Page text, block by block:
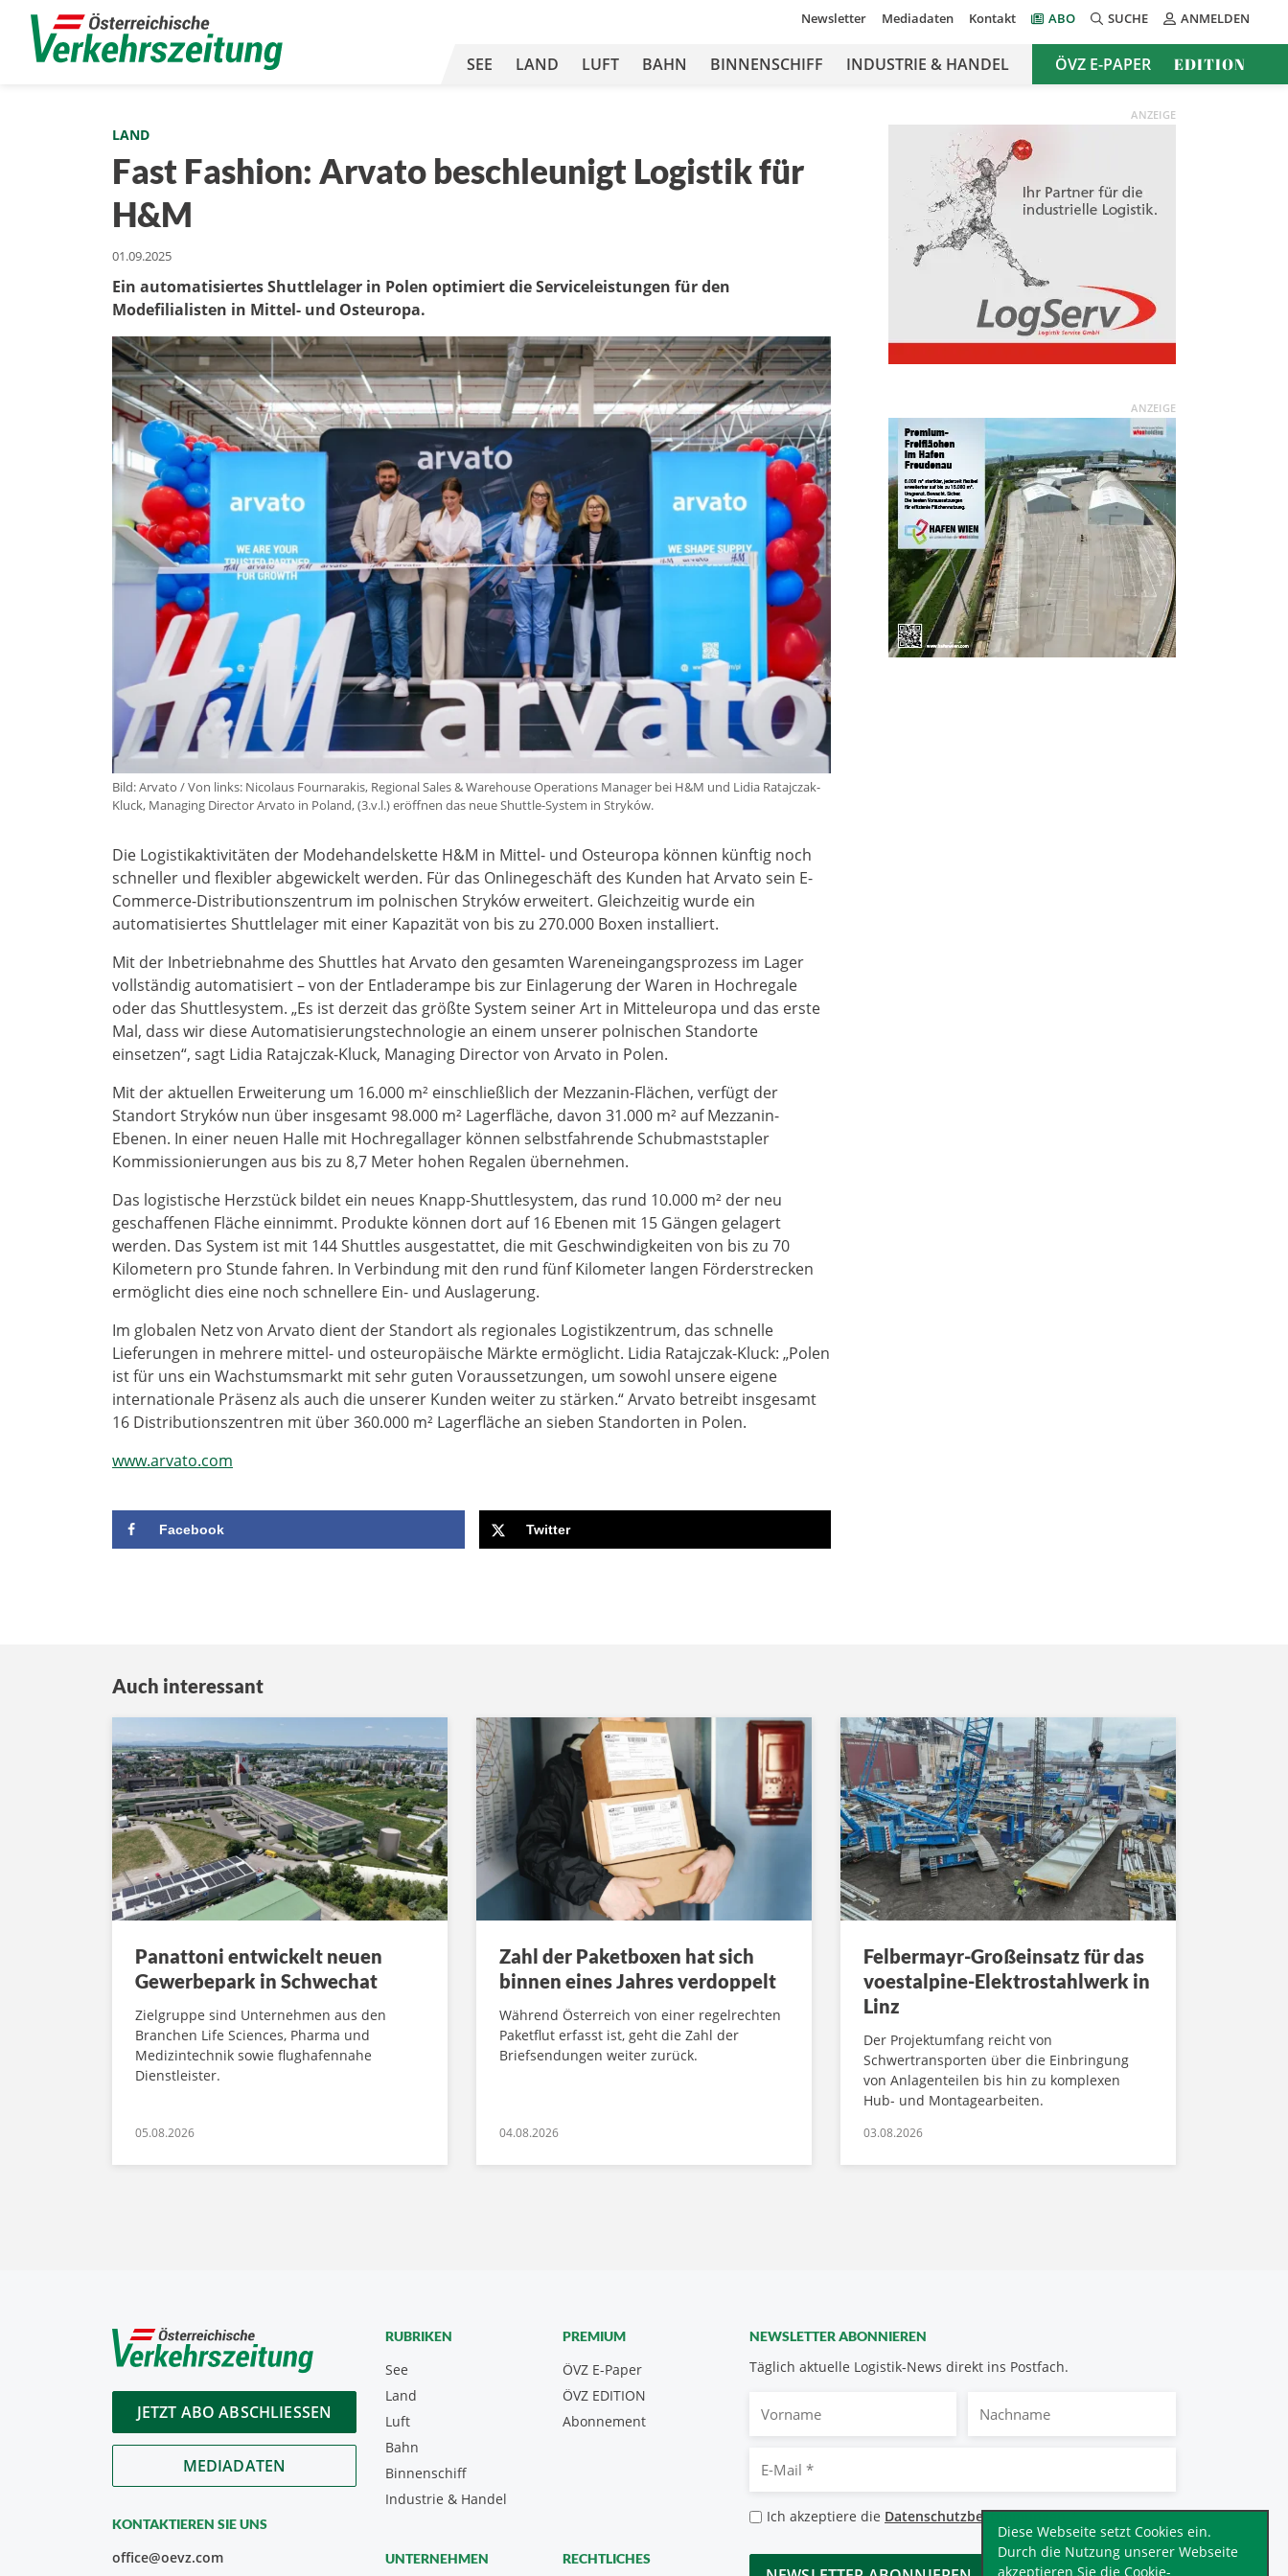
Diese Webseite setzt Cookies ein.
Durch die Nutzung unserer Webseite
akzeptieren Sie die Cookie-
Newsletter Mediadaten Kontakt ABO SUCHE ANMELDEN
SEE LAND LUFT BAHN BINNENSCHIFF INDUSTRIE & HANDEL ÖVZ E-PAPER EDITION
LAND
Fast Fashion: Arvato beschleunigt Logistik für
H&M
01.09.2025
Ein automatisiertes Shuttlelager in Polen optimiert die Serviceleistungen für den
Modefilialisten in Mittel- und Osteuropa.
Bild: Arvato / Von links: Nicolaus Fournarakis, Regional Sales & Warehouse Operations Manager bei H&M und Lidia Ratajczak-
Kluck, Managing Director Arvato in Poland, (3.v.l.) eröffnen das neue Shuttle-System in Stryków.
Die Logistikaktivitäten der Modehandelskette H&M in Mittel- und Osteuropa können künftig noch
schneller und flexibler abgewickelt werden. Für das Onlinegeschäft des Kunden hat Arvato sein E-
Commerce-Distributionszentrum im polnischen Stryków erweitert. Gleichzeitig wurde ein
automatisiertes Shuttlelager mit einer Kapazität von bis zu 270.000 Boxen installiert.
Mit der Inbetriebnahme des Shuttles hat Arvato den gesamten Wareneingangsprozess im Lager
vollständig automatisiert – von der Entladerampe bis zur Einlagerung der Waren in Hochregale
oder das Shuttlesystem. „Es ist derzeit das größte System seiner Art in Mitteleuropa und das erste
Mal, dass wir diese Automatisierungstechnologie an einem unserer polnischen Standorte
einsetzen“, sagt Lidia Ratajczak-Kluck, Managing Director von Arvato in Polen.
Mit der aktuellen Erweiterung um 16.000 m² einschließlich der Mezzanin-Flächen, verfügt der
Standort Stryków nun über insgesamt 98.000 m² Lagerfläche, davon 31.000 m² auf Mezzanin-
Ebenen. In einer neuen Halle mit Hochregallager können selbstfahrende Schubmaststapler
Kommissionierungen aus bis zu 8,7 Meter hohen Regalen übernehmen.
Das logistische Herzstück bildet ein neues Knapp-Shuttlesystem, das rund 10.000 m² der neu
geschaffenen Fläche einnimmt. Produkte können dort auf 16 Ebenen mit 15 Gängen gelagert
werden. Das System ist mit 144 Shuttles ausgestattet, die mit Geschwindigkeiten von bis zu 70
Kilometern pro Stunde fahren. In Verbindung mit den rund fünf Kilometer langen Förderstrecken
ermöglicht dies eine noch schnellere Ein- und Auslagerung.
Im globalen Netz von Arvato dient der Standort als regionales Logistikzentrum, das schnelle
Lieferungen in mehrere mittel- und osteuropäische Märkte ermöglicht. Lidia Ratajczak-Kluck: „Polen
ist für uns ein Wachstumsmarkt mit sehr guten Voraussetzungen, um sowohl unsere eigene
internationale Präsenz als auch die unserer Kunden weiter zu stärken.“ Arvato betreibt insgesamt
16 Distributionszentren mit über 360.000 m² Lagerfläche an sieben Standorten in Polen.
www.arvato.com
Facebook Twitter
ANZEIGE
ANZEIGE
Auch interessant
Panattoni entwickelt neuen
Gewerbepark in Schwechat
Zielgruppe sind Unternehmen aus den
Branchen Life Sciences, Pharma und
Medizintechnik sowie flughafennahe
Dienstleister.
05.08.2026
Zahl der Paketboxen hat sich
binnen eines Jahres verdoppelt
Während Österreich von einer regelrechten
Paketflut erfasst ist, geht die Zahl der
Briefsendungen weiter zurück.
04.08.2026
Felbermayr-Großeinsatz für das
voestalpine-Elektrostahlwerk in
Linz
Der Projektumfang reicht von
Schwertransporten über die Einbringung
von Anlagenteilen bis hin zu komplexen
Hub- und Montagearbeiten.
03.08.2026
JETZT ABO ABSCHLIESSEN
MEDIADATEN
KONTAKTIEREN SIE UNS
office@oevz.com
NEWSLETTER ABONNIEREN
Täglich aktuelle Logistik-News direkt ins Postfach.
Mail
Datenschutzbestimmungen
Ich akzeptiere die Datenschutzbestimmungen.*
CAPTCHA
RUBRIKEN
See
Land
Luft
Bahn
Binnenschiff
Industrie & Handel
PREMIUM
ÖVZ E-Paper
Abonnement
ÖVZ EDITION
UNTERNEHMEN RECHTLICHES